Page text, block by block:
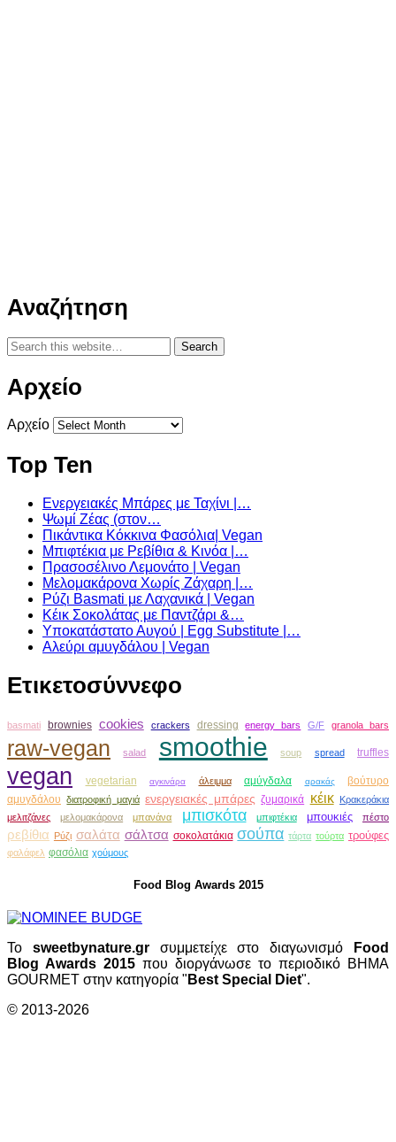
Αναζήτηση
Αρχείο
Αρχείο
Top Ten
Ενεργειακές Μπάρες με Ταχίνι |…
Ψωμί Ζέας (στον…
Πικάντικα Κόκκινα Φασόλια| Vegan
Μπιφτέκια με Ρεβίθια & Κινόα |…
Πρασοσέλινο Λεμονάτο | Vegan
Μελομακάρονα Χωρίς Ζάχαρη |…
Ρύζι Basmati με Λαχανικά | Vegan
Κέικ Σοκολάτας με Παντζάρι &…
Υποκατάστατο Αυγού | Egg Substitute |…
Αλεύρι αμυγδάλου | Vegan
Ετικετοσύννεφο
basmati brownies cookies crackers dressing energy bars G/F granola bars
raw-vegan salad smoothie soup spread truffles
vegan vegetarian αγκινάρα άλειμμα αμύγδαλα αρακάς
βούτυρο
αμυγδάλου
διατροφική μαγιά ενεργειακές μπάρες ζυμαρικά κέικ
Κρακεράκια
μελιτζάνες
μελομακάρονα μπανάνα μπισκότα μπιφτέκια μπουκιές πέστο
ρεβίθια Ρύζι σαλάτα σάλτσα σοκολατάκια σούπα τάρτα τούρτα τρούφες
φαλάφελ φασόλια χούμους
Food Blog Awards 2015
Το sweetbynature.grσυμμετείχε στο διαγωνισμό
Food
Blog Awards 2015 που διοργάνωσε το περιοδικό ΒΗΜΑ
GOURMET στην κατηγορία " Best Special Diet".
© 2013-2026